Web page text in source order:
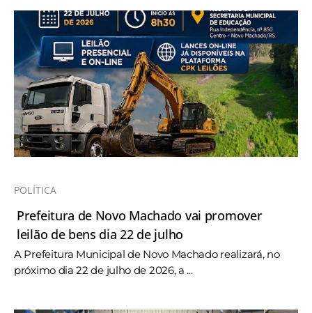
POLÍTICA
Prefeitura de Novo Machado vai promover
leilão de bens dia 22 de julho
A Prefeitura Municipal de Novo Machado realizará, no
próximo dia 22 de julho de 2026, a ...